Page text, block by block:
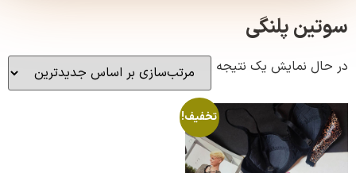
پلنگی
نمایش یک نتیجه
تخفیف!